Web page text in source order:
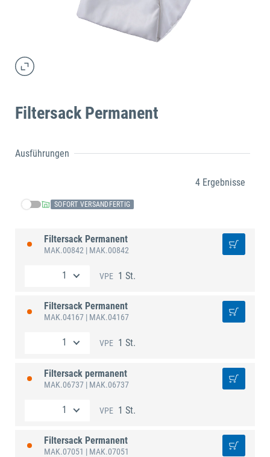
Filtersack Permanent
Ausführungen
4 Ergebnisse
SOFORT VERSANDFERTIG
Filtersack Permanent
MAK.00842 | MAK.00842
VPE 1 St.
Filtersack Permanent
MAK.04167 | MAK.04167
VPE 1 St.
Filtersack permanent
MAK.06737 | MAK.06737
VPE 1 St.
Filtersack Permanent
MAK.07051 | MAK.07051